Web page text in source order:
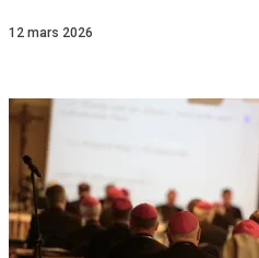
12 mars 2026